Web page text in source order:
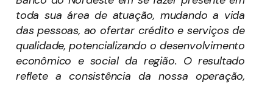
toda sua área de atuação, mudando a vida
das pessoas, ao ofertar crédito e serviços de
qualidade, potencializando o desenvolvimento
econômico e social da região. O resultado
reflete a consistência da nossa operação,